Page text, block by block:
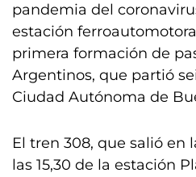
pandemia del
estación
primera formación de
Argentinos, que partió
Ciudad Autónoma de
El tren 308, que salió en
las 15,30 de la estación